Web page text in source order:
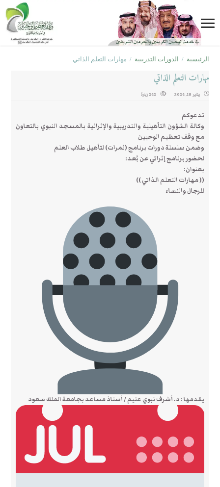
الرئيسية / الدورات التدريبية / مهارات التعلم الذاتي
مهارات التعلم الذاتي
يناير 18, 2024 242 زيارة
تدعوكم
وكالة الشؤون التأهيلية والتدريبية والإثرائية بالمسجد النبوي بالتعاون
مع وقف تعظيم الوحيين
وضمن سلسلة دورات برنامج (ثمرات) لتأهيل طلاب العلم
لحضور برنامج إثرائي عن بُعد:
بعنوان:
(( مهارات التعلم الذاتي ))
للرجال والنساء
يقدمها : د. أشرف نبوي عتيم / أستاذ مساعد بجامعة الملك سعود